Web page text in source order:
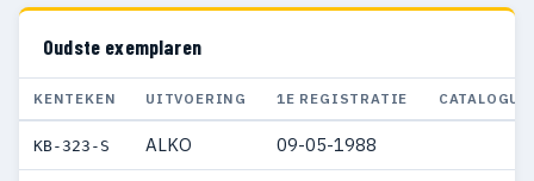
Oudste exemplaren
KENTEKEN UITVOERING 1E REGISTRATIE
KB-323-S ALKO 09-05-1988